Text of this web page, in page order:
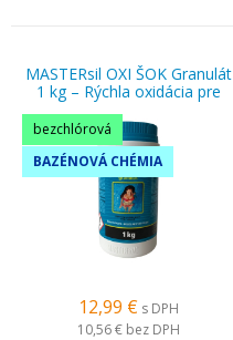
MASTERsil OXI ŠOK Granulát
1 kg – Rýchla oxidácia pre
čistú bazénovú vodu
bezchlórová
BAZÉNOVÁ CHÉMIA
12,99 € s DPH
10,56 € bez DPH